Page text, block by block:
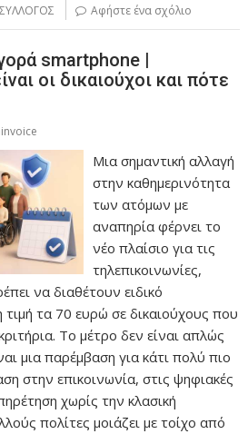
Αφήστε ένα σχόλιο
smartphone |
οι δικαιούχοι και πότε
Μια σημαντική αλλαγή
στην καθημερινότητα
των ατόμων με
αναπηρία φέρνει το
νέο πλαίσιο για τις
τηλεπικοινωνίες,
να διαθέτουν ειδικό
τα 70 ευρώ σε δικαιούχους που
Το μέτρο δεν είναι απλώς
μια παρέμβαση για κάτι πολύ πιο
στην επικοινωνία, στις ψηφιακές
χωρίς την κλασική
πολίτες μοιάζει με τοίχο από